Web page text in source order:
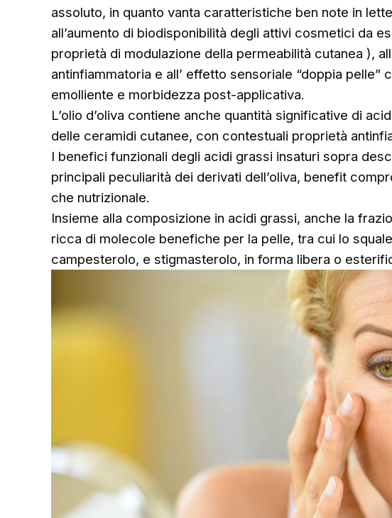
assoluto, in quanto vanta caratteristiche ben note in
all’aumento di biodisponibilità degli attivi cosmetici da
proprietà di modulazione della permeabilità cutanea ),
antinfiammatoria e all’ effetto sensoriale “doppia pelle”
emolliente e morbidezza post-applicativa.
L’olio d’oliva contiene anche quantità significative di
delle ceramidi cutanee, con contestuali proprietà
I benefici funzionali degli acidi grassi insaturi sopra
principali peculiarità dei derivati dell’oliva, benefit
che nutrizionale.
Insieme alla composizione in acidi grassi, anche la
ricca di molecole benefiche per la pelle, tra cui lo
campesterolo, e stigmasterolo, in forma libera o